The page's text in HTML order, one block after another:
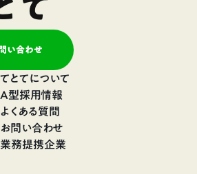
い合わせ
てとてについて
A型採用情報
よくある質問
お問い合わせ
業務提携企業